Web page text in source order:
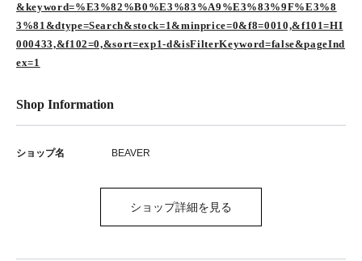
&keyword=%E3%82%B0%E3%83%A9%E3%83%9F%E3%8
3%81&dtype=Search&stock=1&minprice=0&f8=0010,&f101=HI
000433,&f102=0,&sort=exp1-d&isFilterKeyword=false&pageInd
ex=1
Shop Information
ショップ名 BEAVER
ショップ詳細を見る